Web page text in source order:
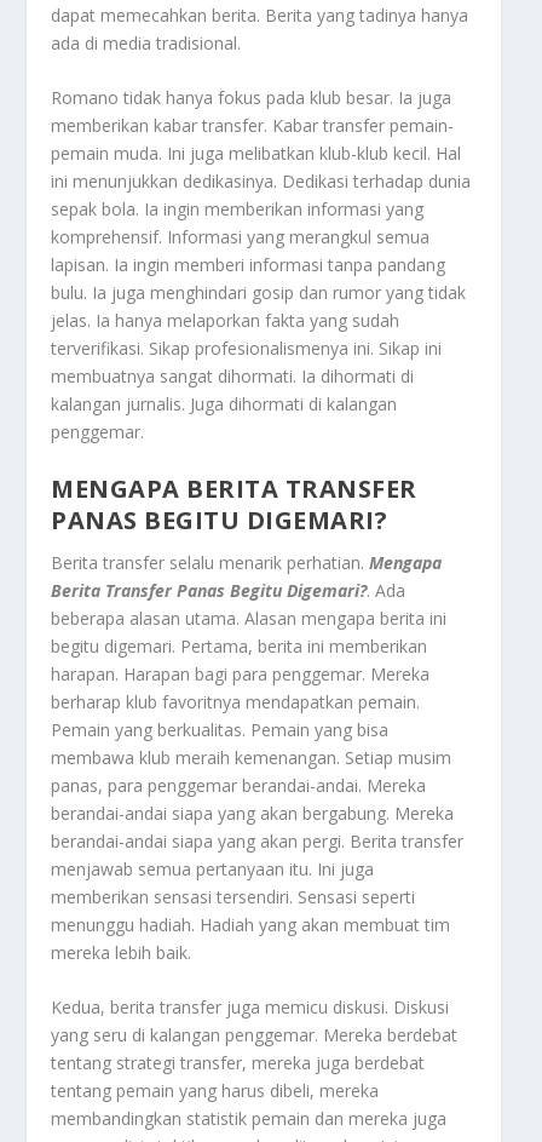
dapat memecahkan berita. Berita yang tadinya hanya
ada di media tradisional.
Romano tidak hanya fokus pada klub besar. Ia juga
memberikan kabar transfer. Kabar transfer pemain-
pemain muda. Ini juga melibatkan klub-klub kecil. Hal
ini menunjukkan dedikasinya. Dedikasi terhadap dunia
sepak bola. Ia ingin memberikan informasi yang
komprehensif. Informasi yang merangkul semua
lapisan. Ia ingin memberi informasi tanpa pandang
bulu. Ia juga menghindari gosip dan rumor yang tidak
jelas. Ia hanya melaporkan fakta yang sudah
terverifikasi. Sikap profesionalismenya ini. Sikap ini
membuatnya sangat dihormati. Ia dihormati di
kalangan jurnalis. Juga dihormati di kalangan
penggemar.
MENGAPA BERITA TRANSFER
PANAS BEGITU DIGEMARI?
Berita transfer selalu menarik perhatian.Mengapa
Berita Transfer Panas Begitu Digemari?. Ada
beberapa alasan utama. Alasan mengapa berita ini
begitu digemari. Pertama, berita ini memberikan
harapan. Harapan bagi para penggemar. Mereka
berharap klub favoritnya mendapatkan pemain.
Pemain yang berkualitas. Pemain yang bisa
membawa klub meraih kemenangan. Setiap musim
panas, para penggemar berandai-andai. Mereka
berandai-andai siapa yang akan bergabung. Mereka
berandai-andai siapa yang akan pergi. Berita transfer
menjawab semua pertanyaan itu. Ini juga
memberikan sensasi tersendiri. Sensasi seperti
menunggu hadiah. Hadiah yang akan membuat tim
mereka lebih baik.
Kedua, berita transfer juga memicu diskusi. Diskusi
yang seru di kalangan penggemar. Mereka berdebat
tentang strategi transfer, mereka juga berdebat
tentang pemain yang harus dibeli, mereka
membandingkan statistik pemain dan mereka juga